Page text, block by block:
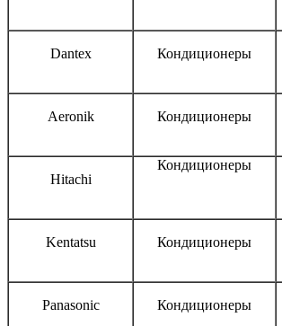
Dantex
Кондиционеры
Aeronik
Кондиционеры
Hitachi
Кондиционеры
Kentatsu
Кондиционеры
Panasonic Кондиционеры